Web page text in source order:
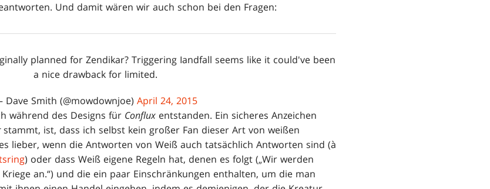
Und damit wären wir auch schon bei den Fragen:
planned for Zendikar? Triggering Iandfall seems like it could've been
a nice drawback for limited.
Smith (@mowdownjoe) April 24, 2015
während des Designs für Conflux entstanden. Ein sicheres Anzeichen
stammt, ist, dass ich selbst kein großer Fan dieser Art von weißen
lieber, wenn die Antworten von Weiß auch tatsächlich Antworten sind (à
) oder dass Weiß eigene Regeln hat, denen es folgt („Wir werden
an.“) und die ein paar Einschränkungen enthalten, um die man